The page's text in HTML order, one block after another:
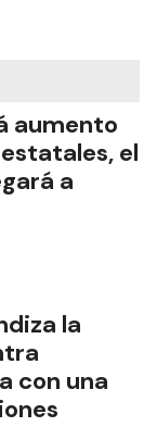
aumento
el
a
la
con una